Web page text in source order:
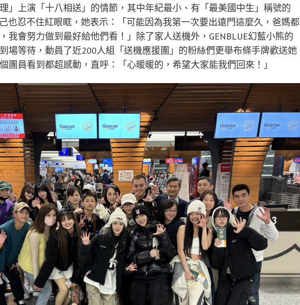
」上演「十八相送」的情節，其中年紀最小、有「最美國中生」稱號的
也忍不住紅眼眶，她表示：「可能因為我第一次要出遠門這麼久，爸媽都
我會努力做到最好給他們看！」除了家人送機外，GENBLUE幻藍小熊的
場等待，動員了近200人組「送機應援團」的粉絲們更舉布條手牌歡送她
團員看到都超感動，直呼：「心暖暖的，希望大家能我們回來！」